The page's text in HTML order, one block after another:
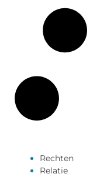
Rechten
Relatie